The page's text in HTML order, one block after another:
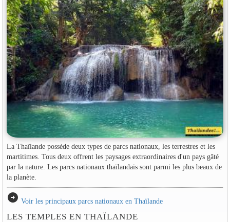
La Thaïlande possède deux types de parcs nationaux, les terrestres et les
martitimes. Tous deux offrent les paysages extraordinaires d'un pays gâté
par la nature. Les parcs nationaux thaïlandais sont parmi les plus beaux de
la planète.
arrow_circle_right Voir les principaux parcs nationaux en Thaïlande
LES TEMPLES EN THAÏLANDE